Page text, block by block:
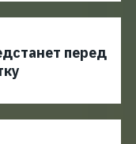
перед